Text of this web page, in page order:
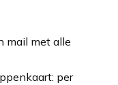
mail met alle
per